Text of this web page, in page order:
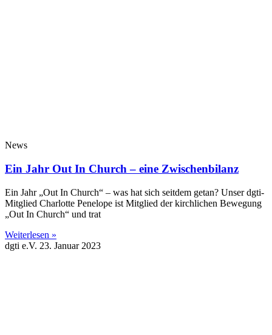
News
Ein Jahr Out In Church – eine Zwischenbilanz
Ein Jahr „Out In Church“ – was hat sich seitdem getan? Unser dgti-
Mitglied Charlotte Penelope ist Mitglied der kirchlichen Bewegung
„Out In Church“ und trat
Weiterlesen »
dgti e.V. 23. Januar 2023